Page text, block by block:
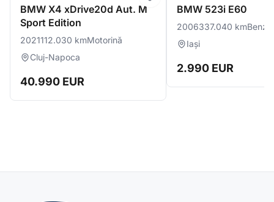
BMW X4 xDrive20d Aut. M
Sport Edition
2021112.030 kmMotorină
Cluj-Napoca
40.990 EUR
BMW 523i E60
2006337.040 km
Iași
2.990 EUR